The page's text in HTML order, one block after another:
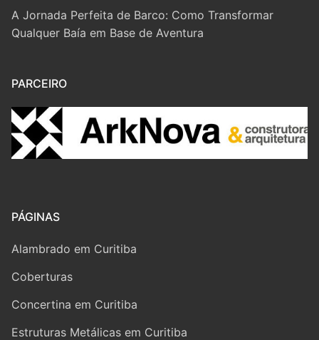
A Jornada Perfeita de Barco: Como Transformar
Qualquer Baía em Base de Aventura
PARCEIRO
PÁGINAS
Alambrado em Curitiba
Coberturas
Concertina em Curitiba
Estruturas Metálicas em Curitiba